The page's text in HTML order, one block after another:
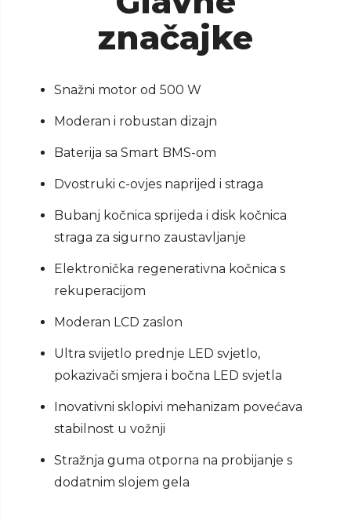
značajke
Snažni motor od 500 W
Moderan i robustan dizajn
Baterija sa Smart BMS-om
Dvostruki c-ovjes naprijed i straga
Bubanj kočnica sprijeda i disk kočnica
straga za sigurno zaustavljanje
Elektronička regenerativna kočnica s
rekuperacijom
Moderan LCD zaslon
Ultra svijetlo prednje LED svjetlo,
pokazivači smjera i bočna LED svjetla
Inovativni sklopivi mehanizam povećava
stabilnost u vožnji
Stražnja guma otporna na probijanje s
dodatnim slojem gela